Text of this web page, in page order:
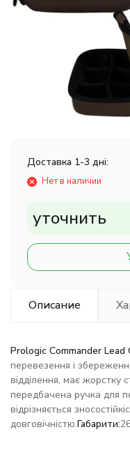
Доставка 1-3 дні:
Нет в наличии
уточнить
Описание
Prologic Commander Lead
перевезення і
відділення, має жорстку
передбачена ручка для
відрізняється
довговічністю.Габарити: